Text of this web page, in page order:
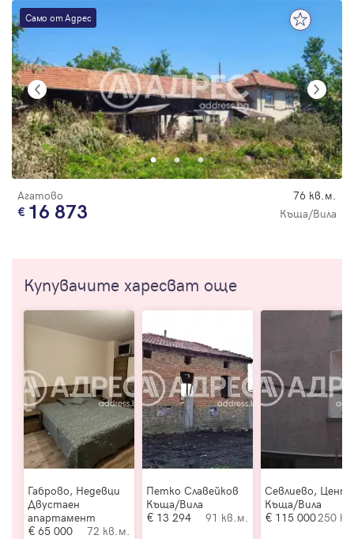
Само от Адрес
Агатово 76 кв.м.
16 873 Къща/Вила
Купувачите харесват още
Габрово, Недевци
Двустаен
апартамент
65 000
72 кв.м.
Петко Славейков
Къща/Вила
13 294
91 кв.м.
Севлиево,
Къща/Вила
115 000250